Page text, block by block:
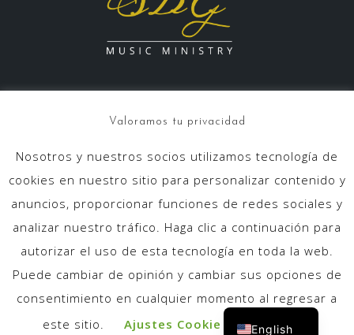
info@sdgmusicministry.com
Home About us Goals
SDG Spirit
Contact
Valoramos tu privacidad
Nosotros y nuestros socios utilizamos tecnología de
cookies en nuestro sitio para personalizar contenido y
anuncios, proporcionar funciones de redes sociales y
analizar nuestro tráfico. Haga clic a continuación para
autorizar el uso de esta tecnología en toda la web.
Puede cambiar de opinión y cambiar sus opciones de
consentimiento en cualquier momento al regresar a
este sitio.
Ajustes Cookie ACEPTAR
English
Español